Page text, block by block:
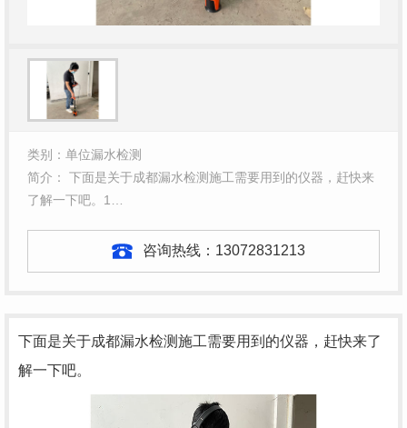
类别：单位漏水检测
简介： 下面是关于成都漏水检测施工需要用到的仪器，赶快来
了解一下吧。1…
咨询热线： 13072831213
下面是关于成都漏水检测施工需要用到的仪器，赶快来了
解一下吧。